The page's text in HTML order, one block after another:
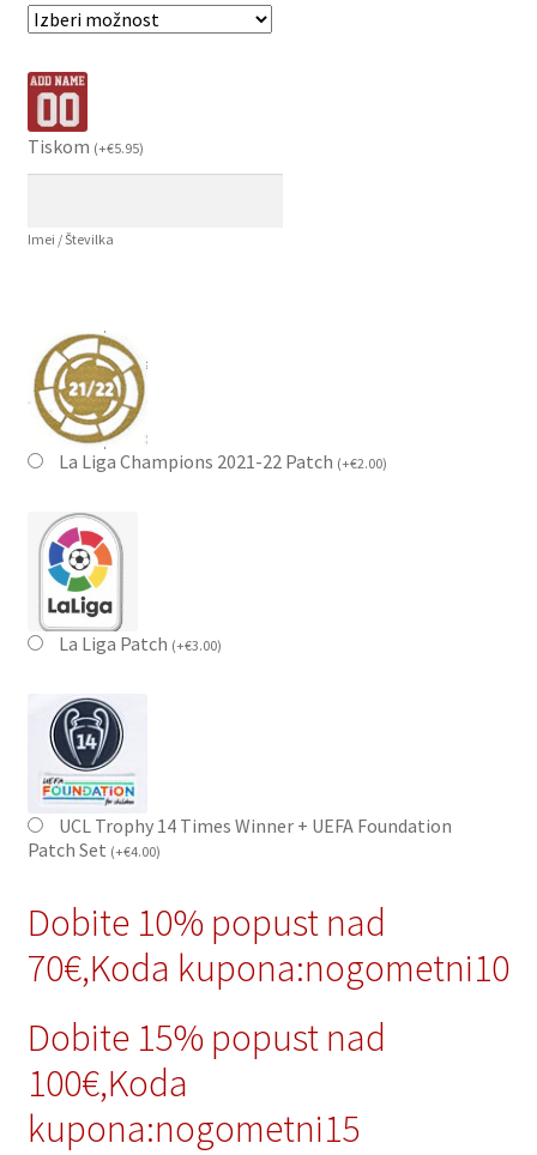
Tiskom (+€5.95)
Imei / Številka
La Liga Champions 2021-22 Patch (+€2.00)
La Liga Patch (+€3.00)
UCL Trophy 14 Times Winner + UEFA Foundation
Patch Set (+€4.00)
Dobite 10% popust nad
70€,Koda kupona:nogometni10
Dobite 15% popust nad
100€,Koda
kupona:nogometni15